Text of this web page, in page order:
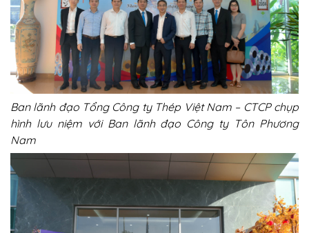
Ban lãnh đạo Tổng Công ty Thép Việt Nam – CTCP chụp
hình lưu niệm với Ban lãnh đạo Công ty Tôn Phương
Nam